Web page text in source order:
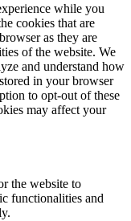
while you
cookies that are
as they are
of the website. We
and understand how
in your browser
to opt-out of these
may affect your
the website to
functionalities and